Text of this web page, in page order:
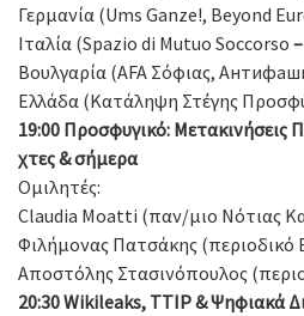
Γερμανία (Ums Ganze!, Beyond
Ιταλία (Spazio di Mutuo Soccorso –
Βουλγαρία (AFA Σόφιας,
Ελλάδα (Κατάληψη Στέγης
19:00 Προσφυγικό:
χτες & σήμερα
Ομιλητές:
Claudia Moatti (παν/μιο Νότιας
Φιλήμονας Πατσάκης (περιοδικό
Αποστόλης Στασινόπουλος
20:30Wikileaks, TTIP& Ψηφιακά